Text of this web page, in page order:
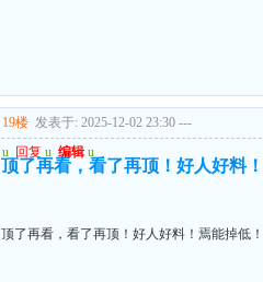
19楼 发表于: 2025-12-02 23:30 ---
u 回复 u 编辑 u
顶了再看，看了再顶！好人好料
顶了再看，看了再顶！好人好料！焉能掉低！